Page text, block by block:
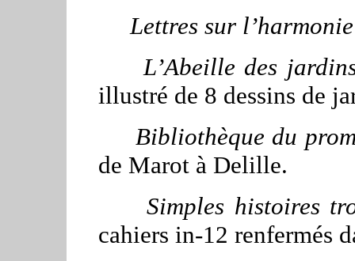
Lettres sur
L’Abeille des
illustré de 8 dessins de
Bibliothèque du
de Marot à Delille.
Simples histoires
cahiers in-12 renfermés